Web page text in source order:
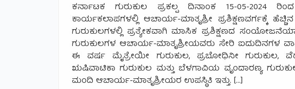
ಕರ್ನಾಟಕ ಗುರುಕುಲ ಪ್ರಕಲ್ಪ ದಿನಾಂಕ 15-05-2024 ರಿಂದ
ಕಾರ್ಯಕಲಾಪಗಳಲ್ಲಿ ಆಚಾರ್ಯ-ಮಾತೃಶ್ರೀ ಪ್ರಶಿಕ್ಷಣವರ್ಗಕ್ಕೆ
ಗುರುಕುಲಗಳಲ್ಲಿ ಪ್ರತ್ಯೇಕವಾಗಿ ಮಾಸಿಕ ಪ್ರಶಿಕ್ಷಣದ
ಗುರುಕುಲಗಳ ಆಚಾರ್ಯ-ಮಾತೃಶ್ರೀಯವರು ಸೇರಿ ಐದುದಿನಗಳ
ಈ ವರ್ಷ ಮೈತ್ರೇಯೀ ಗುರುಕುಲ, ಪ್ರಬೋಧಿನೀ ಗುರುಕುಲ,
ಋಷಿವಾಟಿಕಾ ಗುರುಕುಲ ಮತ್ತು ಬೆಳಗಾವಿಯ ವೃಂದಾರಣ್ಯ
ಮಂದಿ ಆಚಾರ್ಯ-ಮಾತೃಶ್ರೀಯರ ಉಪಸ್ಥಿತಿ ಇತ್ತು. […]